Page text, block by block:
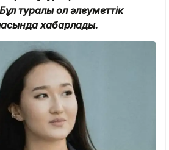
туралы ол әлеуметтік
хабарлады.